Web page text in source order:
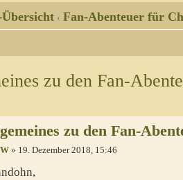
‹ Fan-Abenteuer für
zu den Fan-
zu den Fan-
» 19. Dezember 2018, 15:46